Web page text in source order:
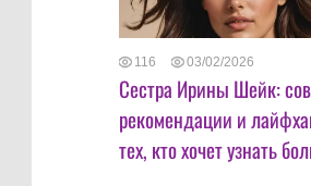
116 03/02/2026
Сестра Ирины Шейк:
рекомендации и
тех, кто хочет узнать